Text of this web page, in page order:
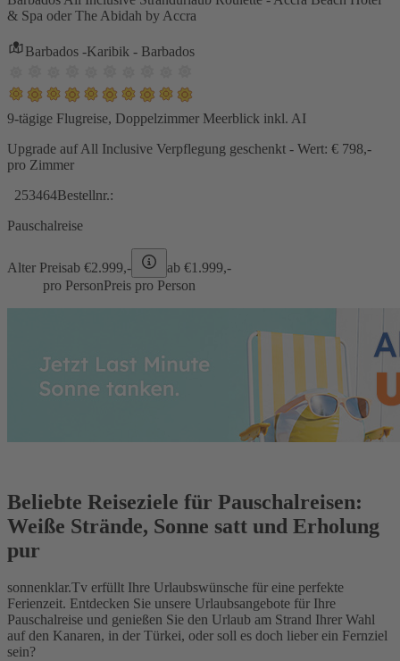
& Spa oder The Abidah by Accra
Barbados -Karibik - Barbados
9-tägige Flugreise, Doppelzimmer Meerblick inkl. AI
Upgrade auf All Inclusive Verpflegung geschenkt - Wert: € 798,-
pro Zimmer
253464Bestellnr.:
Pauschalreise
Alter Preisab €2.999,- ab €1.999,-
pro PersonPreis pro Person
Beliebte Reiseziele für Pauschalreisen:
Weiße Strände, Sonne satt und Erholung
pur
sonnenklar.Tv erfüllt Ihre Urlaubswünsche für eine perfekte
Ferienzeit. Entdecken Sie unsere Urlaubsangebote für Ihre
Pauschalreise und genießen Sie den Urlaub am Strand Ihrer Wahl
auf den Kanaren, in der Türkei, oder soll es doch lieber ein Fernziel
sein?